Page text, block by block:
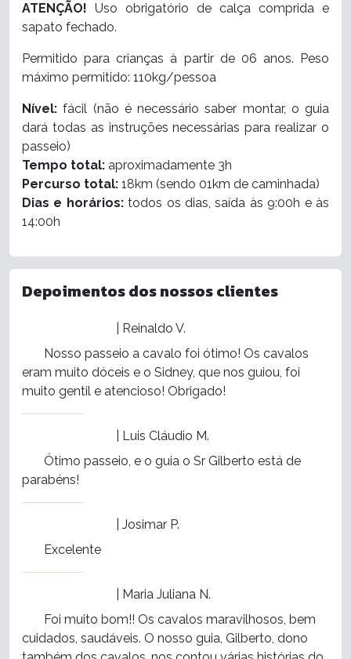
ATENÇÃO! Uso obrigatório de calça comprida e
sapato fechado.
Permitido para crianças à partir de 06 anos. Peso
máximo permitido: 110kg/pessoa
Nível: fácil (não é necessário saber montar, o guia
dará todas as instruções necessárias para realizar o
passeio)
Tempo total: aproximadamente 3h
Percurso total: 18km (sendo 01km de caminhada)
Dias e horários:todos os dias, saída às 9:00h e às
14:00h
Depoimentos dos nossos clientes
| Reinaldo V.
Nosso passeio a cavalo foi ótimo! Os cavalos
eram muito dóceis e o Sidney, que nos guiou, foi
muito gentil e atencioso! Obrigado!
| Luis Cláudio M.
Ótimo passeio, e o guia o Sr Gilberto está de
parabéns!
| Josimar P.
Excelente
| Maria Juliana N.
Foi muito bom!! Os cavalos maravilhosos, bem
cuidados, saudáveis. O nosso guia, Gilberto, dono